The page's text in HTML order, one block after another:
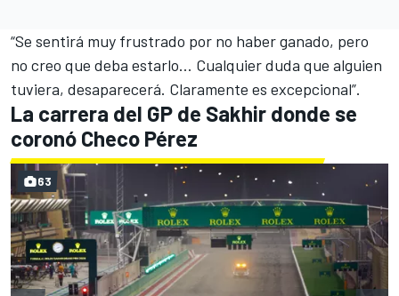
“Se sentirá muy frustrado por no haber ganado, pero
no creo que deba estarlo… Cualquier duda que alguien
tuviera, desaparecerá. Claramente es excepcional”.
La carrera del GP de Sakhir donde se
coronó Checo Pérez
63